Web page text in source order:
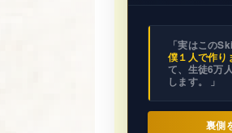
「実はこの
僕１人で作り
て、生徒6万
します。 」
裏側